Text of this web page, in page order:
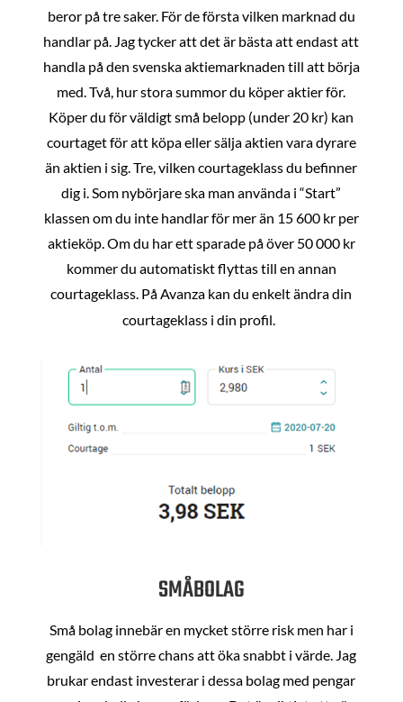
beror på tre saker. För de första vilken marknad du
handlar på. Jag tycker att det är bästa att endast att
handla på den svenska aktiemarknaden till att börja
med. Två, hur stora summor du köper aktier för.
Köper du för väldigt små belopp (under 20 kr) kan
courtaget för att köpa eller sälja aktien vara dyrare
än aktien i sig. Tre, vilken courtageklass du befinner
dig i. Som nybörjare ska man använda i “Start”
klassen om du inte handlar för mer än 15 600 kr per
aktieköp. Om du har ett sparade på över 50 000 kr
kommer du automatiskt flyttas till en annan
courtageklass. På Avanza kan du enkelt ändra din
courtageklass i din profil.
SMÅBOLAG
Små bolag innebär en mycket större risk men har i
gengäld en större chans att öka snabbt i värde. Jag
brukar endast investerar i dessa bolag med pengar